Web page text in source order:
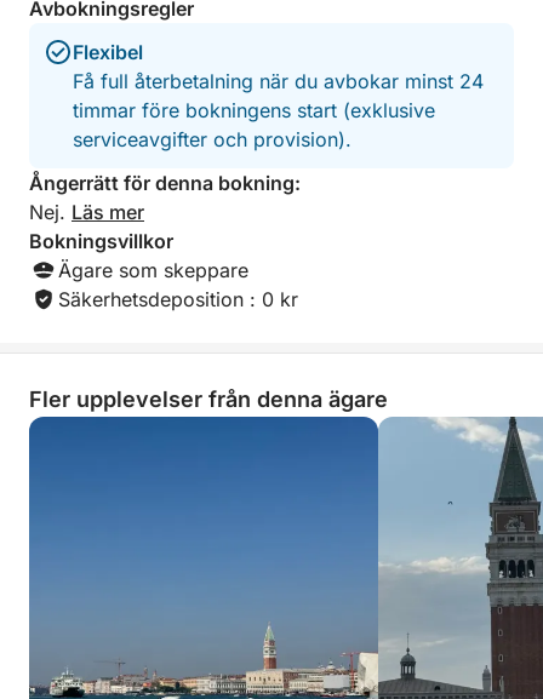
Avbokningsregler
Flexibel
Få full återbetalning när du avbokar minst 24
timmar före bokningens start (exklusive
serviceavgifter och provision).
Ångerrätt för denna bokning:
Nej. Läs mer
Bokningsvillkor
Ägare som skeppare
Säkerhetsdeposition : 0 kr
Fler upplevelser från denna ägare